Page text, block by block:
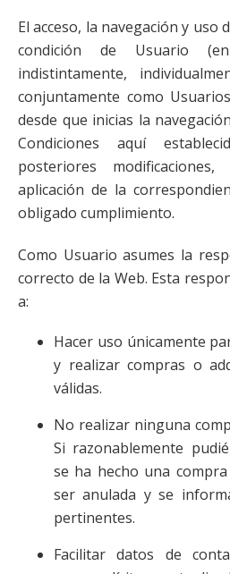
El acceso, la navegación y uso
condición de Usuario
indistintamente,
conjuntamente como
desde que inicias la
Condiciones aquí
posteriores
aplicación de la
obligado cumplimiento.
Como Usuario asumes la
correcto de la Web. Esta
a:
Hacer uso únicamente
y realizar compras o
válidas.
No realizar ninguna
Si razonablemente
se ha hecho una
ser anulada y se
pertinentes.
Facilitar datos de